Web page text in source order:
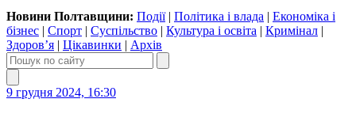
Новини Полтавщини: Події| Політика і влада | Економіка і
бізнес | Спорт | Суспільство | Культура і освіта | Кримінал |
Здоров’я | Цікавинки | Архів
9 грудня 2024, 16:30